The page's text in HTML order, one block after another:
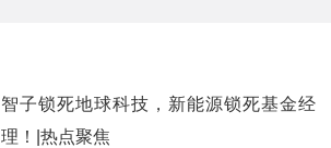
智子锁死地球科技，新能源锁死基金经
理！|热点聚焦